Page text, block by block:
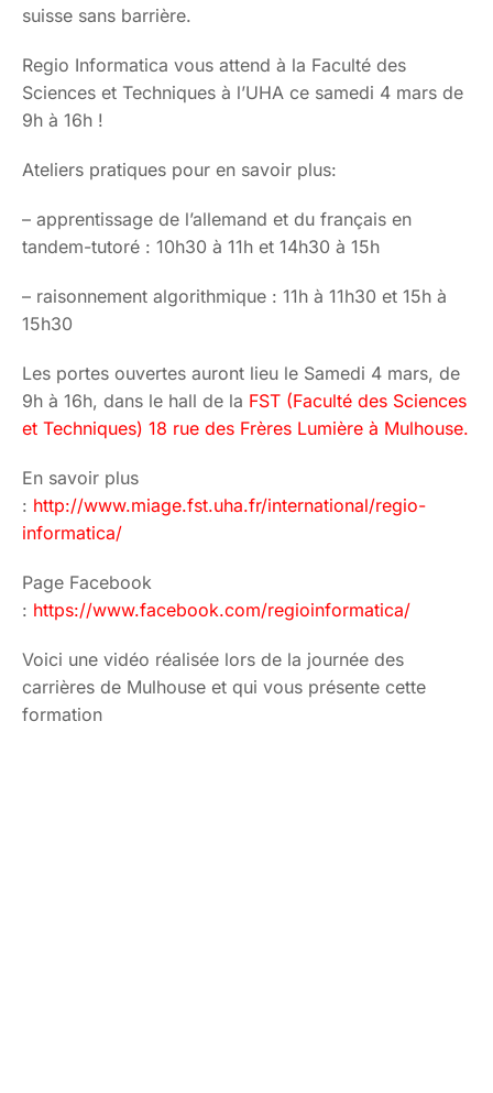
suisse sans barrière.
Regio Informatica vous attend à la Faculté des
Sciences et Techniques à l’UHA ce samedi 4 mars de
9h à 16h !
Ateliers pratiques pour en savoir plus:
– apprentissage de l’allemand et du français en
tandem-tutoré : 10h30 à 11h et 14h30 à 15h
– raisonnement algorithmique : 11h à 11h30 et 15h à
15h30
Les portes ouvertes auront lieu le Samedi 4 mars, de
9h à 16h, dans le hall de la FST (Faculté des Sciences
et Techniques) 18 rue des Frères Lumière à Mulhouse.
En savoir plus
: http://www.miage.fst.uha.fr/international/regio-
informatica/
Page Facebook
: https://www.facebook.com/regioinformatica/
Voici une vidéo réalisée lors de la journée des
carrières de Mulhouse et qui vous présente cette
formation